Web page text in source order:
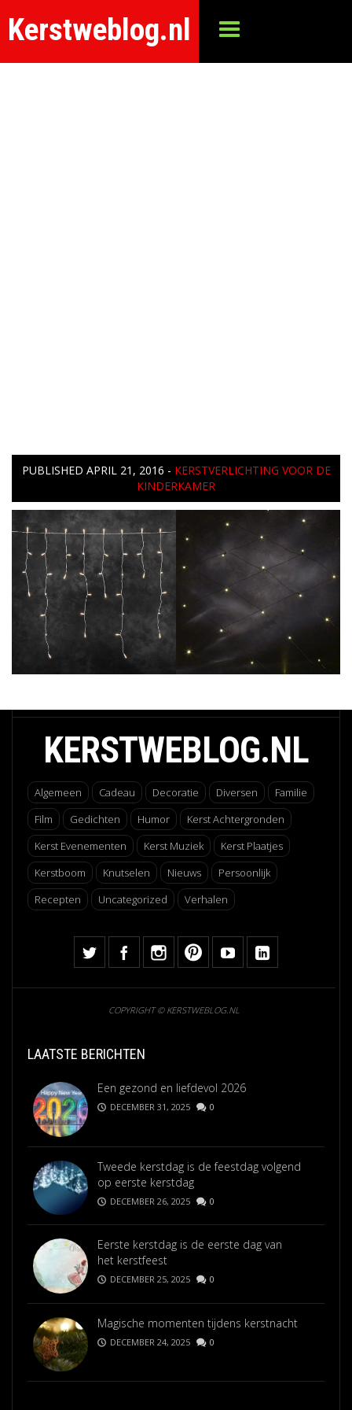
Kerstweblog.nl
PUBLISHED APRIL 21, 2016 - KERSTVERLICHTING VOOR DE
KINDERKAMER
KERSTWEBLOG.NL
Algemeen Cadeau Decoratie Diversen
Familie
Film
Gedichten Humor
Kerst Achtergronden
Kerst Evenementen
Kerst Muziek
Kerst Plaatjes
Kerstboom
Knutselen Nieuws
Persoonlijk
Recepten
Uncategorized Verhalen
COPYRIGHT © KERSTWEBLOG.NL
LAATSTE BERICHTEN
Een gezond en liefdevol 2026
DECEMBER 31, 2025 0
Tweede kerstdag is de feestdag volgend
op eerste kerstdag
DECEMBER 26, 2025 0
Eerste kerstdag is de eerste dag van
het kerstfeest
DECEMBER 25, 2025 0
Magische momenten tijdens kerstnacht
DECEMBER 24, 2025 0